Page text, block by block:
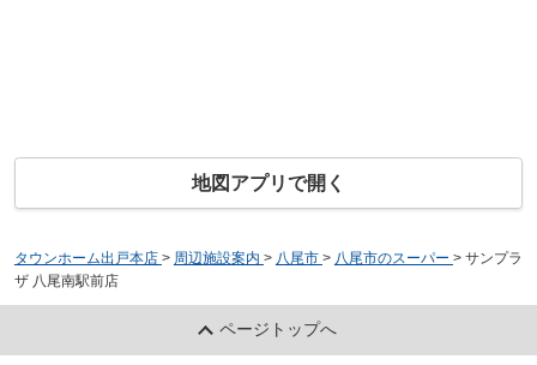
地図アプリで開く
タウンホーム出戸本店 > 周辺施設案内 > 八尾市 > 八尾市のスーパー > サンプラ
ザ 八尾南駅前店
ページトップへ